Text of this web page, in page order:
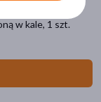
w kale, 1 szt.